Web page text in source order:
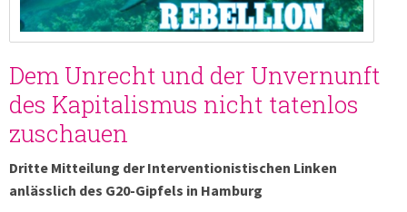
Dem Unrecht und der Unvernunft
des Kapitalismus nicht tatenlos
zuschauen
Dritte Mitteilung der Interventionistischen Linken
anlässlich des G20-Gipfels in Hamburg